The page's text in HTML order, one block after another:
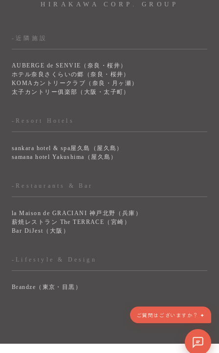
HIRAKAWA CORP. GROUP
-近隣施設
AUBERGE de SENVIE（奈良・桜井）
ホテル奈良さくらいの郷（奈良・桜井）
KOMAカントリークラブ（奈良・月ヶ瀬）
太子カントリー俱楽部（大阪・太子町）
-Resort Hotels
sankara hotel & spa屋久島（屋久島）
samana hotel Yakushima（屋久島）
-Restaurants & Bar
la Maison de GRACIANI 神戸北野（兵庫）
薪焼レストラン The TERRACE（宮崎）
Bar DiJest（大阪）
-Lifestyle & Design
Brandze（東京・目黒）
> VIEW MORE